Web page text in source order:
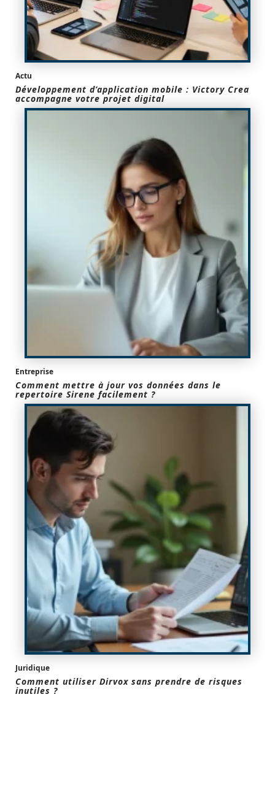
Actu
Développement d’application mobile : Victory Crea
accompagne votre projet digital
Entreprise
Comment mettre à jour vos données dans le
repertoire Sirene facilement ?
Juridique
Comment utiliser Dirvox sans prendre de risques
inutiles ?